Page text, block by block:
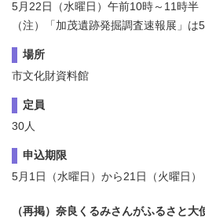
5月22日（水曜日）午前10時～11時半
（注）「加茂遺跡発掘調査速報展」
場所
市文化財資料館
定員
30人
申込期限
5月1日（水曜日）から21日（火曜日）
（再掲）奈良くるみさんがふるさと大